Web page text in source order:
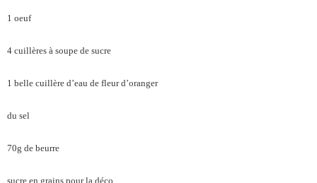
1 oeuf
4 cuillères à soupe de sucre
1 belle cuillère d’eau de fleur d’oranger
du sel
70g de beurre
sucre en grains pour la déco